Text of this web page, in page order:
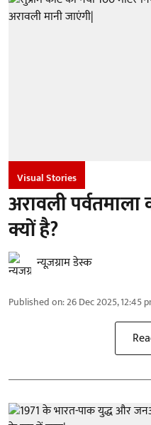
Visual Stories
अरावली
क्यों है?
न्यूज़ग्राम डेस्क
Published on:26 Dec 2025, 12:45